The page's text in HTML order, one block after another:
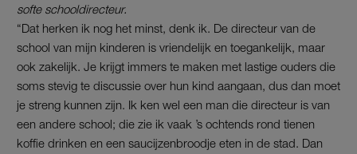
softe schooldirecteur.
“Dat herken ik nog het minst, denk ik. De directeur van de
school van mijn kinderen is vriendelijk en toegankelijk, maar
ook zakelijk. Je krijgt immers te maken met lastige ouders die
soms stevig te discussie over hun kind aangaan, dus dan moet
je streng kunnen zijn. Ik ken wel een man die directeur is van
een andere school; die zie ik vaak ’s ochtends rond tienen
koffie drinken en een saucijzenbroodje eten in de stad. Dan